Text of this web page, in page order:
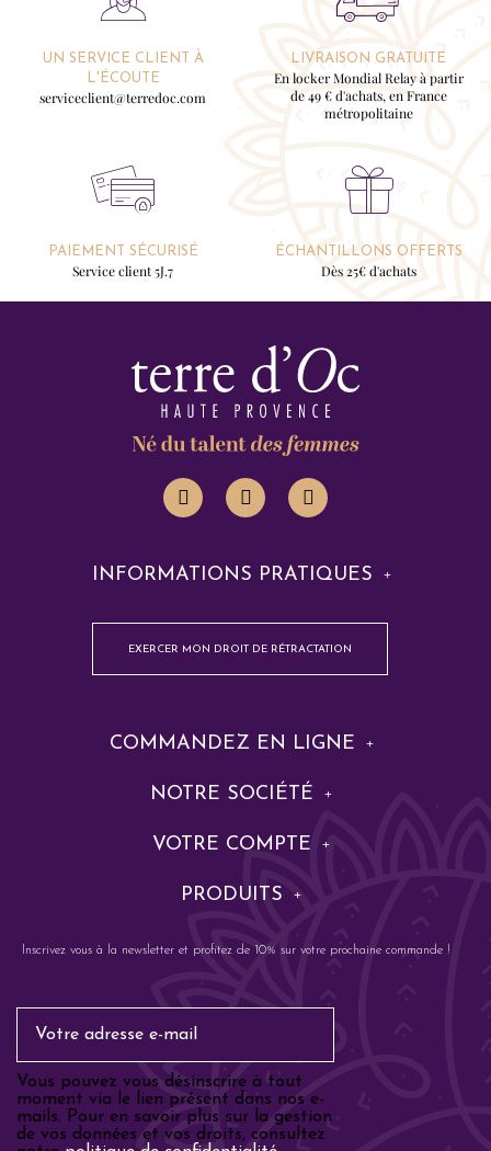
UN SERVICE CLIENT À
L'ÉCOUTE
serviceclient@terredoc.com
LIVRAISON GRATUITE
En locker Mondial Relay à partir
de 49 € d'achats, en France
métropolitaine
PAIEMENT SÉCURISÉ
Service client 5J.7
ÉCHANTILLONS OFFERTS
Dès 25€ d'achats
INFORMATIONS PRATIQUES
EXERCER MON DROIT DE RÉTRACTATION
COMMANDEZ EN LIGNE
NOTRE SOCIÉTÉ
VOTRE COMPTE
PRODUITS
Inscrivez vous à la newsletter et profitez de 10% sur votre prochaine commande !
Vous pouvez vous désinscrire à tout
moment via le lien présent dans nos e-
mails. Pour en savoir plus sur la gestion
de vos données et vos droits, consultez